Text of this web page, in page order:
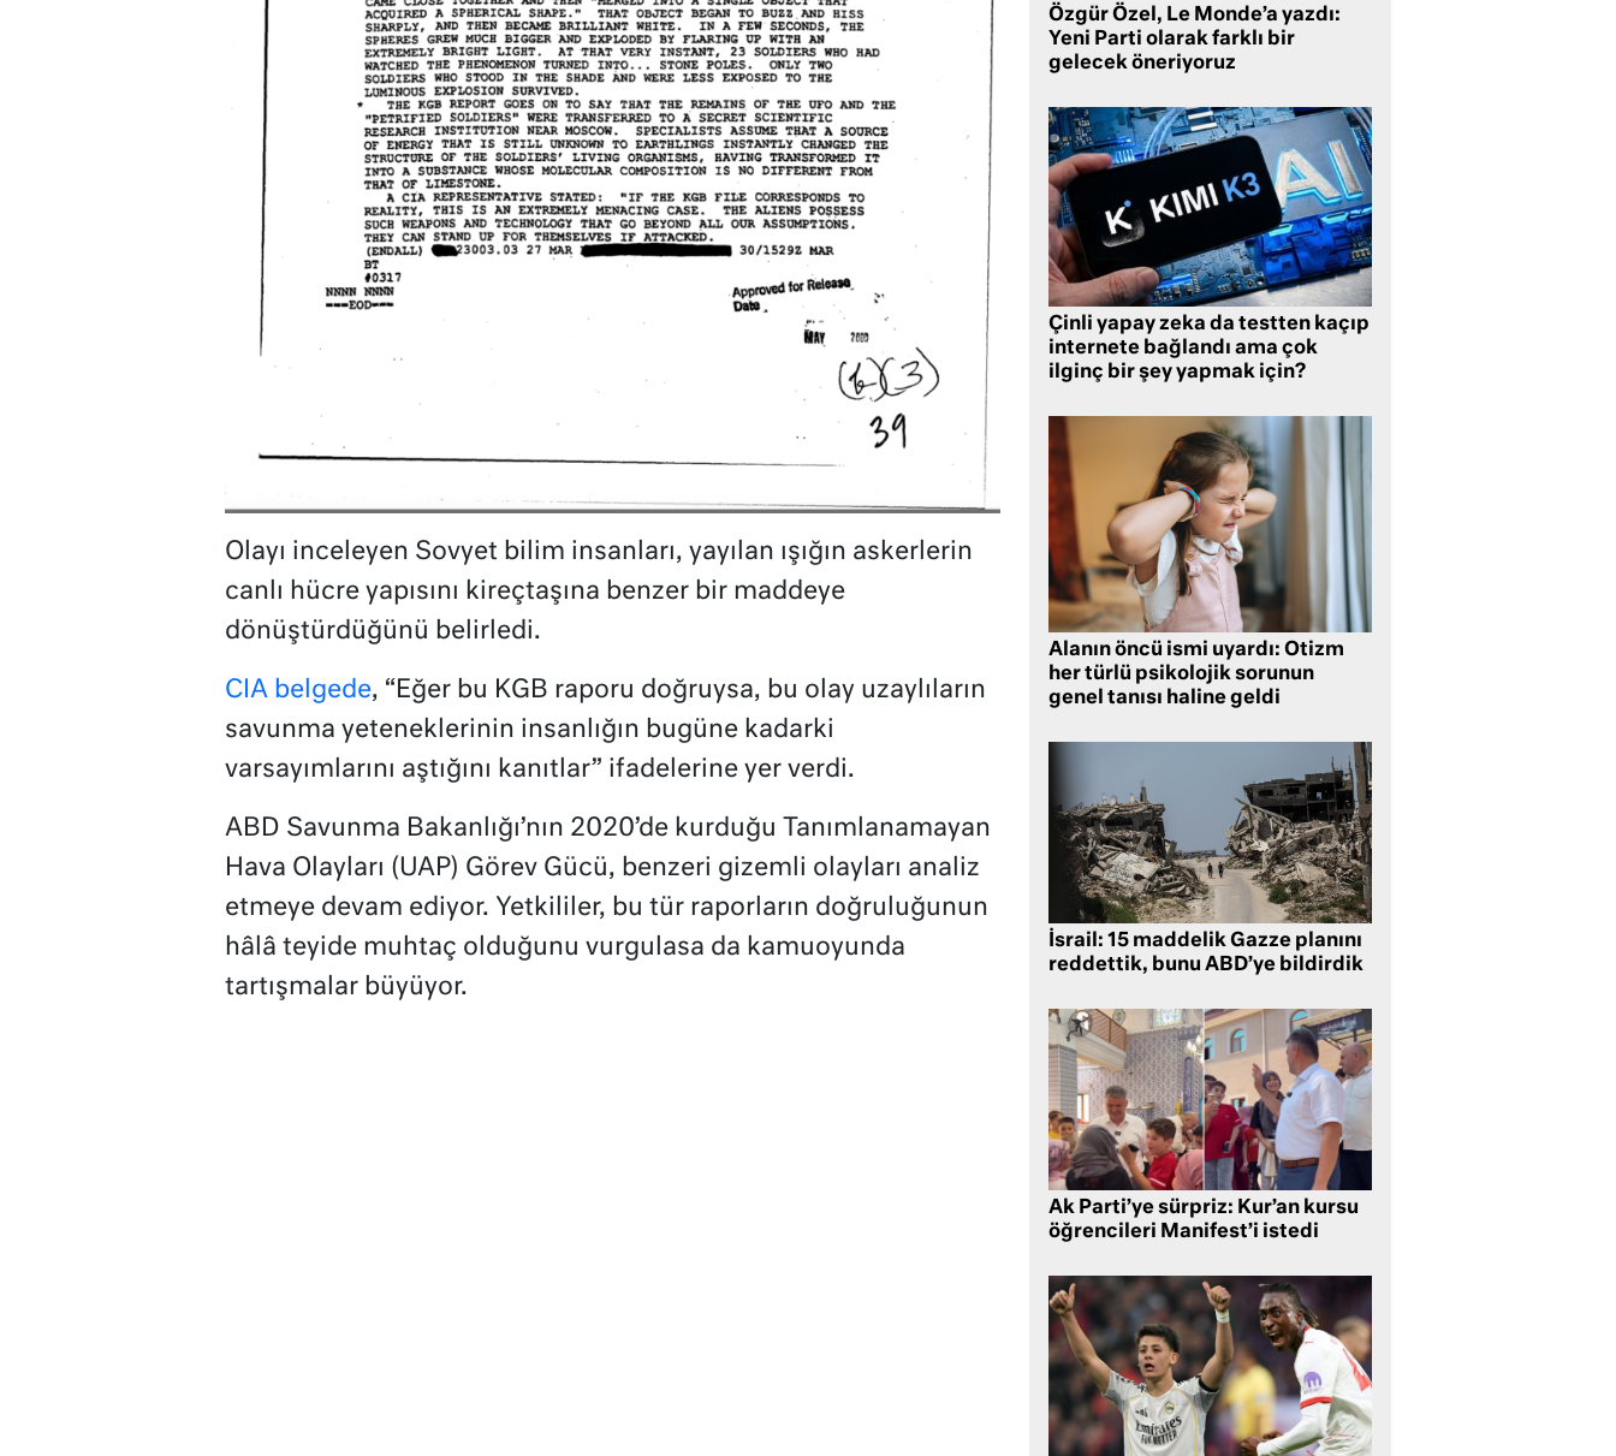
Olayı inceleyen Sovyet bilim insanları, yayılan ışığın askerlerin
canlı hücre yapısını kireçtaşına benzer bir maddeye
dönüştürdüğünü belirledi.
CIA belgede, “Eğer bu KGB raporu doğruysa, bu olay uzaylıların
savunma yeteneklerinin insanlığın bugüne kadarki
varsayımlarını aştığını kanıtlar” ifadelerine yer verdi.
ABD Savunma Bakanlığı’nın 2020’de kurduğu Tanımlanamayan
Hava Olayları (UAP) Görev Gücü, benzeri gizemli olayları analiz
etmeye devam ediyor. Yetkililer, bu tür raporların doğruluğunun
hâlâ teyide muhtaç olduğunu vurgulasa da kamuoyunda
tartışmalar büyüyor.
Özgür Özel, Le Monde’a yazdı:
Yeni Parti olarak farklı bir
gelecek öneriyoruz
Çinli yapay zeka da testten kaçıp
internete bağlandı ama çok
ilginç bir şey yapmak için?
Alanın öncü ismi uyardı: Otizm
her türlü psikolojik sorunun
genel tanısı haline geldi
İsrail: 15 maddelik Gazze planını
reddettik, bunu ABD’ye bildirdik
Ak Parti’ye sürpriz: Kur’an kursu
öğrencileri Manifest’i istedi